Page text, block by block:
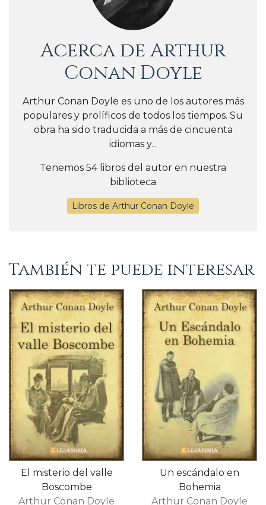
Acerca deArthur
Conan Doyle
Arthur Conan Doyle es uno de los autores más
populares y prolíficos de todos los tiempos. Su
obra ha sido traducida a más de cincuenta
idiomas y...
Tenemos 54 libros del autor en nuestra
biblioteca
Libros de Arthur Conan Doyle
También te puede interesar
El misterio del valle
Boscombe
Arthur Conan Doyle
Un escándalo en
Bohemia
Arthur Conan Doyle